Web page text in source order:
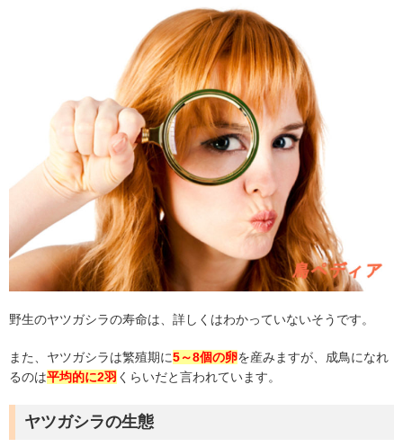
野生のヤツガシラの寿命は、詳しくはわかっていないそうです。
また、ヤツガシラは繁殖期に5～8個の卵を産みますが、成鳥になれ
るのは平均的に2羽 くらいだと言われています。
ヤツガシラの生態